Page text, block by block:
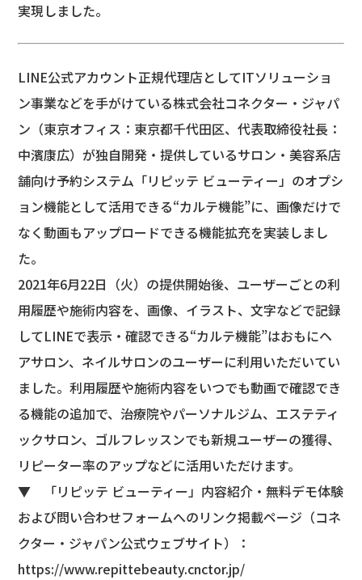
実現しました。
LINE公式アカウント正規代理店としてITソリューショ
ン事業などを手がけている株式会社コネクター・ジャパ
ン（東京オフィス：東京都千代田区、代表取締役社長：
中濱康広）が独自開発・提供しているサロン・美容系店
舗向け予約システム「リピッテ ビューティー」のオプシ
ョン機能として活用できる“カルテ機能”に、画像だけで
なく動画もアップロードできる機能拡充を実装しまし
た。
2021年6月22日（火）の提供開始後、ユーザーごとの利
用履歴や施術内容を、画像、イラスト、文字などで記録
してLINEで表示・確認できる“カルテ機能”はおもにヘ
アサロン、ネイルサロンのユーザーに利用いただいてい
ました。利用履歴や施術内容をいつでも動画で確認でき
る機能の追加で、治療院やパーソナルジム、エステティ
ックサロン、ゴルフレッスンでも新規ユーザーの獲得、
リピーター率のアップなどに活用いただけます。
▼ 「リピッテ ビューティー」内容紹介・無料デモ体験
および問い合わせフォームへのリンク掲載ページ（コネ
クター・ジャパン公式ウェブサイト）：
https://www.repittebeauty.cnctor.jp/